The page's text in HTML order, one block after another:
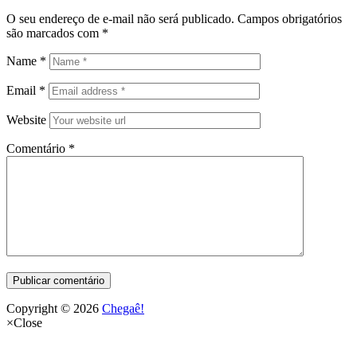
O seu endereço de e-mail não será publicado. Campos obrigatórios
são marcados com *
Name *
Email *
Website
Comentário *
Copyright © 2026 Chegaê!
×Close